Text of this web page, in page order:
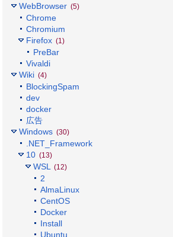
WebBrowser (5)
Chrome
Chromium
Firefox (1)
PreBar
Vivaldi
Wiki (4)
BlockingSpam
dev
docker
広告
Windows (30)
.NET_Framework
10 (13)
WSL (12)
2
AlmaLinux
CentOS
Docker
Install
Ubuntu